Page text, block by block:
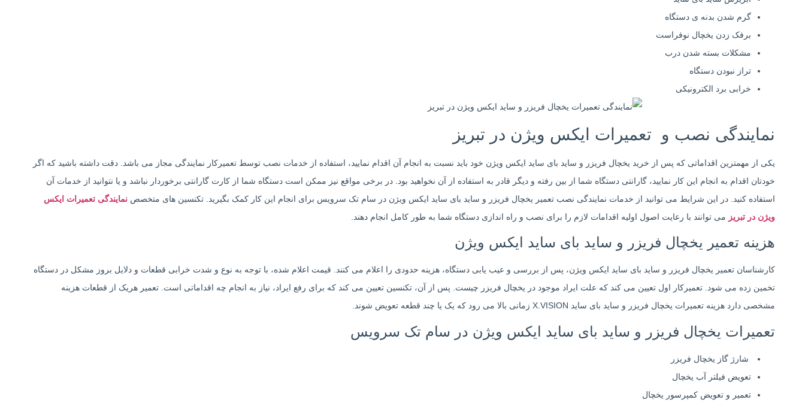
گرم شدن بدنه ی دستگاه
برفک زدن یخچال نوفراست
مشکلات بسته شدن درب
تراز نبودن دستگاه
خرابی برد الکترونیکی
نمایندگی نصب و تعمیرات ایکس ویژن در تبریز
یکی از مهمترین اقداماتی که پس از خرید یخچال فریزر و ساید بای ساید ایکس ویژن خود باید نسبت به انجام آن اقدام نمایید، استفاده از خدمات نصب توسط تعمیرکار نمایندگی مجاز می باشد. دقت داشته باشید که اگر
خودتان اقدام به انجام این کار نمایید، گارانتی دستگاه شما از بین رفته و دیگر قادر به استفاده از آن نخواهید بود. در برخی مواقع نیز ممکن است دستگاه شما از کارت گارانتی برخوردار نباشد و یا نتوانید از خدمات آن
استفاده کنید. در این شرایط می توانید از خدمات نمایندگی نصب تعمیر یخچال فریزر و ساید بای ساید ایکس ویژن در سام تک سرویس برای انجام این کار کمک بگیرید. تکنسین های متخصص نمایندگی تعمیرات ایکس
ویژن در تبریز می توانند با رعایت اصول اولیه اقدامات لازم را برای نصب و راه اندازی دستگاه شما به طور کامل انجام دهند.
هزینه تعمیر یخچال فریزر و ساید بای ساید ایکس ویژن
کارشناسان تعمیر یخچال فریزر و ساید بای ساید ایکس ویژن، پس از بررسی و عیب یابی دستگاه، هزینه حدودی را اعلام می کنند. قیمت اعلام شده، با توجه به نوع و شدت خرابی قطعات و دلایل بروز مشکل در دستگاه
تخمین زده می شود. تعمیرکار اول تعیین می کند که علت ایراد موجود در یخچال فریزر چیست. پس از آن، تکنسین تعیین می کند که برای رفع ایراد، نیاز به انجام چه اقداماتی است. تعمیر هریک از قطعات هزینه
مشخصی دارد هزینه تعمیرات یخچال فریزر و ساید بای ساید X.VISION زمانی بالا می رود که یک یا چند قطعه تعویض شوند.
تعمیرات یخچال فریزر و ساید بای ساید ایکس ویژن در سام تک سرویس
شارژ گاز یخچال فریزر
تعویض فیلتر آب یخچال
تعمیر و تعویض کمپرسور یخچال